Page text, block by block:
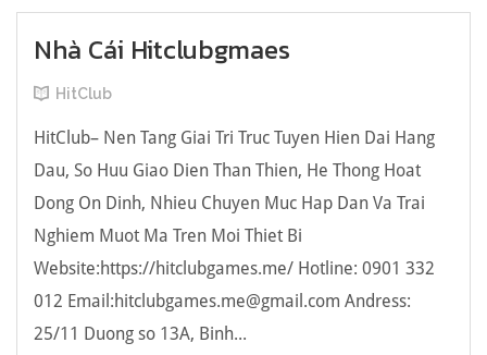
Nhà Cái Hitclubgmaes
HitClub
HitClub– Nen Tang Giai Tri Truc Tuyen Hien Dai Hang
Dau, So Huu Giao Dien Than Thien, He Thong Hoat
Dong On Dinh, Nhieu Chuyen Muc Hap Dan Va Trai
Nghiem Muot Ma Tren Moi Thiet Bi
Website:https://hitclubgames.me/ Hotline: 0901 332
012 Email:hitclubgames.me@gmail.com Andress:
25/11 Duong so 13A, Binh...